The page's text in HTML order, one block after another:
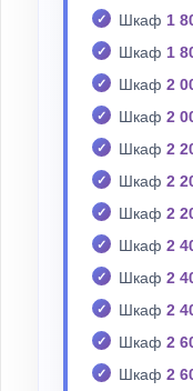
Шкаф 1
Шкаф 1
Шкаф 2
Шкаф 2
Шкаф 2
Шкаф 2
Шкаф 2
Шкаф 2
Шкаф 2
Шкаф 2
Шкаф 2
Шкаф 2